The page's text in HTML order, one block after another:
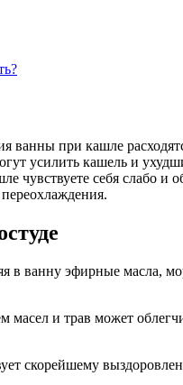
ванны при кашле
усилить кашель и
чувствуете себя слабо
в ванну эфирные масла,
масел и трав может
скорейшему